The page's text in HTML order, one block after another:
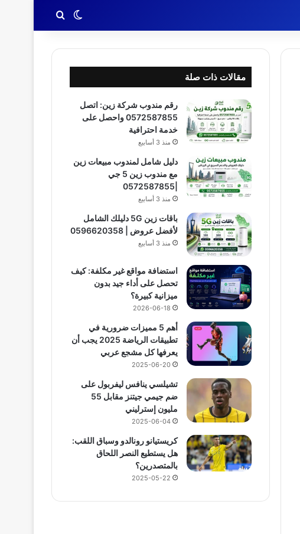
الوضع المظلم
بحث عن
مقالات ذات صلة
رقم مندوب شركة زين: اتصل
0572587855 واحصل على
خدمة احترافية
منذ 3 أسابيع
دليل شامل لمندوب مبيعات زين
مع مندوب زين 5 جي
منذ 3 أسابيع
باقات زين 5G دليلك الشامل
لأفضل عروض | 0596620358
منذ 3 أسابيع
استضافة مواقع غير مكلفة: كيف
تحصل على أداء جيد بدون
ميزانية كبيرة؟
2026-06-18
أهم 5 مميزات ضرورية في
تطبيقات الرياضة 2025 يجب أن
يعرفها كل مشجع عربي
2025-06-20
تشيلسي ينافس ليفربول على
ضم جيمي جيتنز مقابل 55
مليون إسترليني
2025-06-04
كريستيانو رونالدو وسباق اللقب:
هل يستطيع النصر اللحاق
بالمتصدرين؟
2025-05-22